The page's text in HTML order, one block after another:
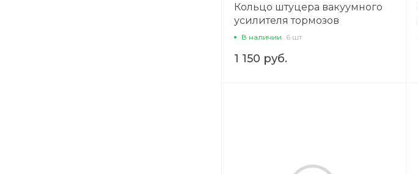
Кольцо штуцера вакуумного
усилителя тормозов
В наличии 6 шт
1 150 руб.